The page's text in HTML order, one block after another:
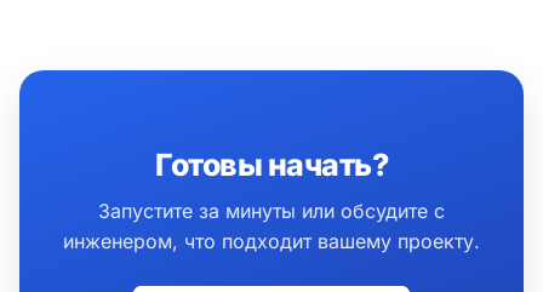
Готовы начать?
Запустите за минуты или обсудите с
инженером, что подходит вашему проекту.